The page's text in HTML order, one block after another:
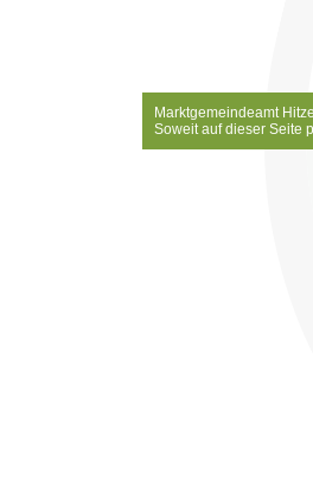
Marktgemeindeamt
Soweit auf dieser Seite